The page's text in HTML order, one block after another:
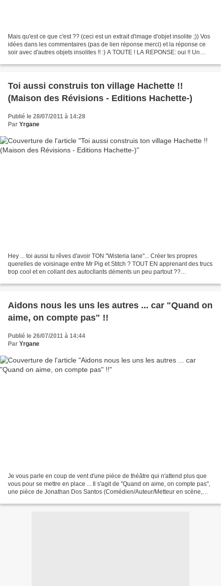
Mais qu'est ce que c'est ?? (ceci est un extrait d'image d'objet insolite ;)) Vos
idées dans les commentaires (pas de lien réponse merci) et la réponse ce
soir avec d'autres objets insolites !! :) A TOUTE ! LA REPONSE: oui !! Un
Toi aussi construis ton village Hachette !!
(Maison des Révisions - Editions Hachette-)
Publié le 28/07/2011 à 14:28
Par Yrgane
Hey ... toi aussi tu rêves d'avoir TON "Wisteria lane"... Créer tes propres
querelles de voisinage entre Mr Pig et Stitch ? TOUT EN apprenant des trucs
trop cool et en collant des autocllants déments un peu partout ??
Aidons nous les uns les autres ... car "Quand on
aime, on compte pas" !!
Publié le 26/07/2011 à 14:44
Par Yrgane
Je vous parle en coup de vent d'une pièce de théâtre qui n'attend plus que
vous pour se mettre en place ... Il s'agit de "Quand on aime, on compte pas",
une pièce de Jonathan Dos Santos (Comédien/Auteur/Metteur en scène,